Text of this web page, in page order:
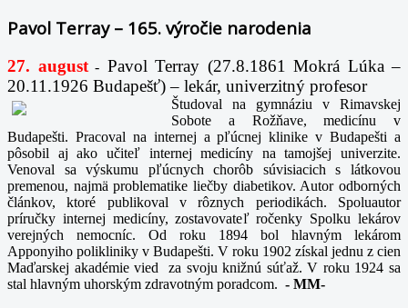
Pavol Terray – 165. výročie narodenia
27. august- Pavol Terray (27.8.1861 Mokrá Lúka –
20.11.1926 Budapešť) – lekár, univerzitný profesor
Študoval na gymnáziu v Rimavskej
Sobote a Rožňave, medicínu v
Budapešti. Pracoval na internej a pľúcnej klinike v Budapešti a
pôsobil aj ako učiteľ internej medicíny na tamojšej univerzite.
Venoval sa výskumu pľúcnych chorôb súvisiacich s látkovou
premenou, najmä problematike liečby diabetikov. Autor odborných
článkov, ktoré publikoval v rôznych periodikách. Spoluautor
príručky internej medicíny, zostavovateľ ročenky Spolku lekárov
verejných nemocníc. Od roku 1894 bol hlavným lekárom
Apponyiho polikliniky v Budapešti. V roku 1902 získal jednu z cien
Maďarskej akadémie vied za svoju knižnú súťaž. V roku 1924 sa
stal hlavným uhorským zdravotným poradcom. - MM-